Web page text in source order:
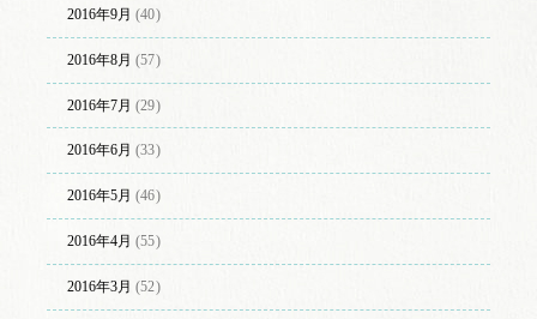
2016年9月 (40)
2016年8月 (57)
2016年7月 (29)
2016年6月 (33)
2016年5月 (46)
2016年4月 (55)
2016年3月 (52)